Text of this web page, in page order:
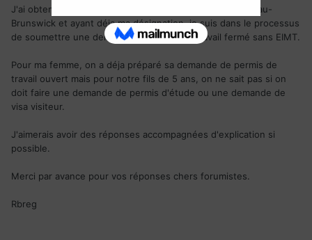
J'ai obtenu une offre d'emploi d'un employeur du Nouveau-
Brunswick et ayant déja ma désignation, je suis dans le processus
de soumettre une demande de permis de travail fermé sans EIMT.
Pour ma femme, on a déja préparé sa demande de permis de
travail ouvert mais pour notre fils de 5 ans, on ne sait pas si on
doit faire une demande de permis d'étude ou une demande de
visa visiteur.
J'aimerais avoir des réponses accompagnées d'explication si
possible.
Merci par avance pour vos réponses chers forumistes.
Rbreg